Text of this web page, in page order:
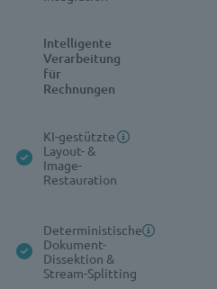
Intelligente
Verarbeitung
für
Rechnungen
KI-gestützte
Layout- &
Image-
Restauration
Deterministische
Dokument-
Dissektion &
Stream-Splitting